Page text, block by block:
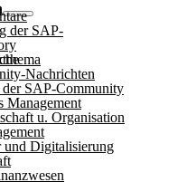
Nachrichten
SAP-Community
Management
u. Organisation
und Digitalisierung